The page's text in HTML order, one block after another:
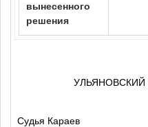
вынесенного
решения
УЛЬЯНОВСКИЙ
Судья Караев